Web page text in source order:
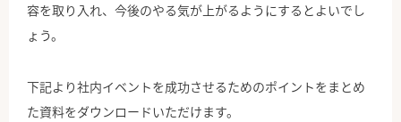
容を取り入れ、今後のやる気が上がるようにするとよいでし
ょう。
下記より社内イベントを成功させるためのポイントをまとめ
た資料をダウンロードいただけます。